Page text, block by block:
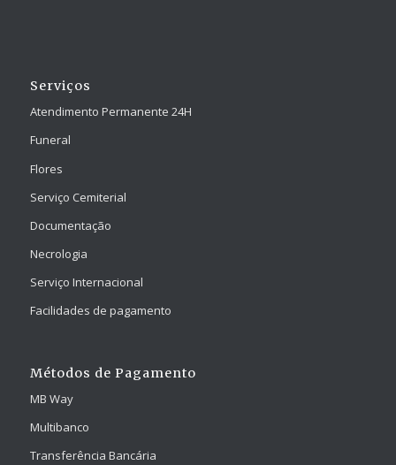
Serviços
Atendimento Permanente 24H
Funeral
Flores
Serviço Cemiterial
Documentação
Necrologia
Serviço Internacional
Facilidades de pagamento
Métodos de Pagamento
MB Way
Multibanco
Transferência Bancária